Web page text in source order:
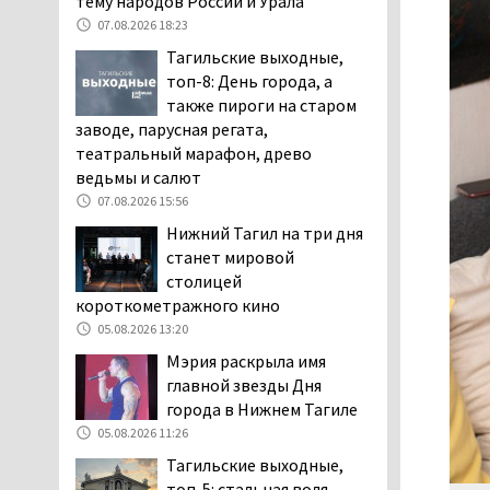
заявили, что их дочь в палате
06.08.2026 13:02
В Нижнем Тагиле на три
дня запретят
электросамокаты
«Я уверен, это бельевая
вошь». Родители 10-
летней девочки
пожаловались на кровососущих
паразитов, которые искусали их
ребёнка в детской больнице
05.08.2026 17:59
Директора уральского
предприятия по
«Упырь» подорвали в автомобиле
07.08.2026 18:23
Тагильские выходные,
топ-8: День города, а
также пироги на старом
заводе, парусная регата,
театральный марафон, древо
ведьмы и салют
07.08.2026 15:56
Нижний Тагил на три дня
станет мировой
столицей
короткометражного кино
05.08.2026 13:20
Мэрия раскрыла имя
главной звезды Дня
города в Нижнем Тагиле
05.08.2026 11:26
Тагильские выходные,